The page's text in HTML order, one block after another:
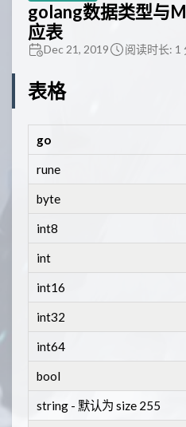
golang数据类型与
应表
Dec 21, 2019 阅读时长: 1
表格
go
rune
byte
int8
int
int16
int32
int64
bool
string - 默认为 size 255